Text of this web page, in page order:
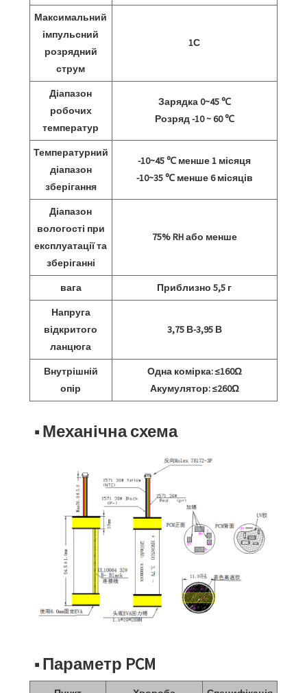
Максимальний
імпульсний
розрядний
струм
1С
Діапазон
робочих
температур
Зарядка 0~45 ℃
Розряд -10 ~ 60 ℃
Температурний
діапазон
зберігання
-10~45 ℃ менше 1 місяця
-10~35 ℃ менше 6 місяців
Діапазон
вологості при
експлуатації та
зберіганні
75% RH або менше
вага
Приблизно 5,5 г
Напруга
відкритого
ланцюга
3,75 В-3,95 В
Внутрішній
опір
Одна комірка: ≤160Ω
Акумулятор: ≤260Ω
■ Механічна схема
■ Параметр PCM